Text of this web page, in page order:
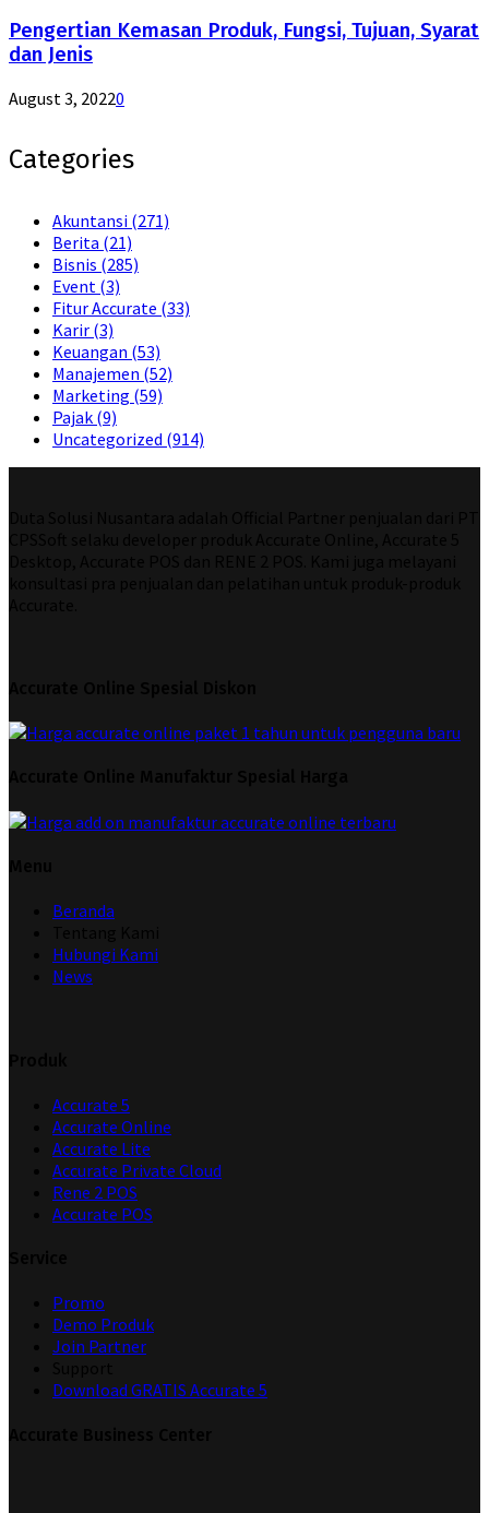
Pengertian Kemasan Produk, Fungsi, Tujuan, Syarat
dan Jenis
August 3, 20220
Categories
Akuntansi (271)
Berita (21)
Bisnis (285)
Event (3)
Fitur Accurate (33)
Karir (3)
Keuangan (53)
Manajemen (52)
Marketing (59)
Pajak (9)
Uncategorized (914)
Beranda
Hubungi Kami
News
Accurate 5
Accurate Online
Accurate Lite
Accurate Private Cloud
Rene 2 POS
Accurate POS
Promo
Demo Produk
Join Partner
Download GRATIS Accurate 5